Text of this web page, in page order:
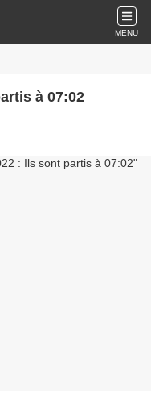
MENU
à 07:02